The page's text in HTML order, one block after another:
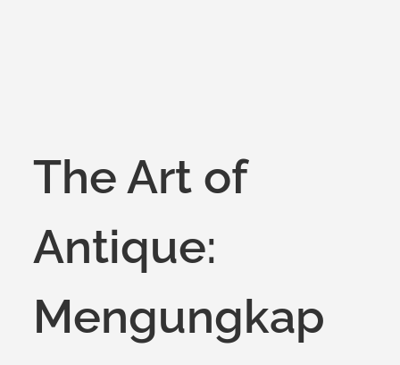
The Art of
Antique:
Mengungkap